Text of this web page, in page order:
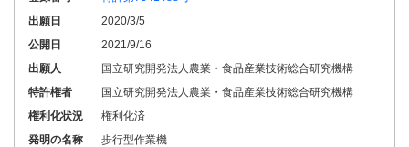
出願日
2020/3/5
公開日
2021/9/16
出願人
国立研究開発法人農業・食品産業技術総合研究機構
特許権者
国立研究開発法人農業・食品産業技術総合研究機構
権利化状況
権利化済
発明の名称
歩行型作業機